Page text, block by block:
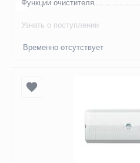
Функции очистителя
Узнать о поступлении
Временно отсутствует